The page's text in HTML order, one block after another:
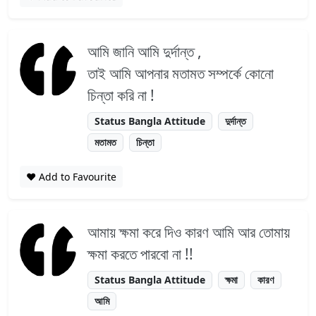
আমি জানি আমি দুর্দান্ত ,
তাই আমি আপনার মতামত সম্পর্কে কোনো
চিন্তা করি না !
Status Bangla Attitude
দুর্দান্ত
মতামত
চিন্তা
❤️ Add to Favourite
আমায় ক্ষমা করে দিও কারণ আমি আর তোমায়
ক্ষমা করতে পারবো না !!
Status Bangla Attitude ক্ষমা
কারণ
আমি